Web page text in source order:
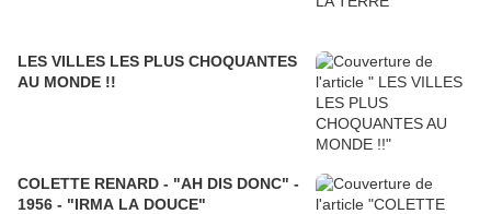
LES VILLES LES PLUS CHOQUANTES
AU MONDE !!
COLETTE RENARD - "AH DIS DONC" -
1956 - "IRMA LA DOUCE"